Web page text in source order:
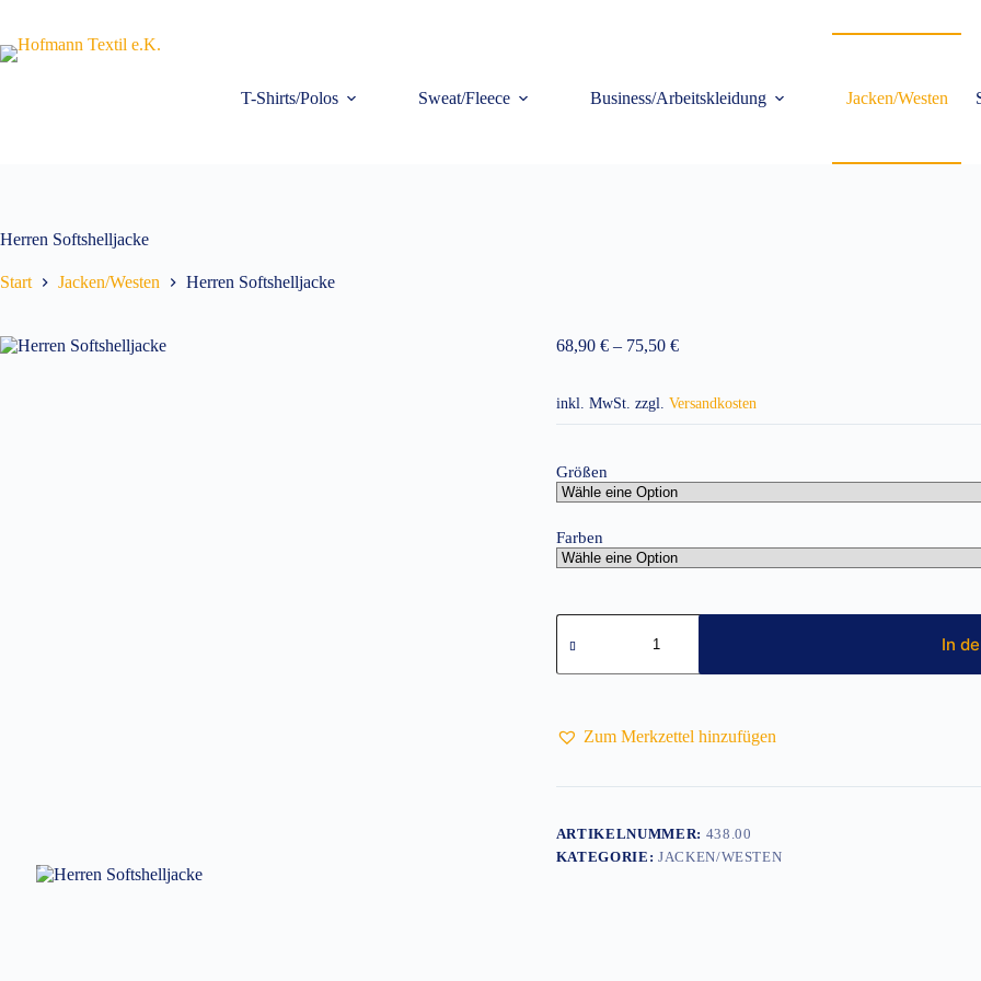
springen
T-Shirts/Polos Sweat/Fleece Business/Arbeitskleidung Jacken/Westen
Herren Softshelljacke
Start Jacken/Westen Herren Softshelljacke
68,90 €– 75,50 €
inkl. MwSt. zzgl. Versandkosten
Größen
Farben
Herren
Softshelljacke
In
Zum Merkzettel hinzufügen
ARTIKELNUMMER: 438.00
KATEGORIE: JACKEN/WESTEN